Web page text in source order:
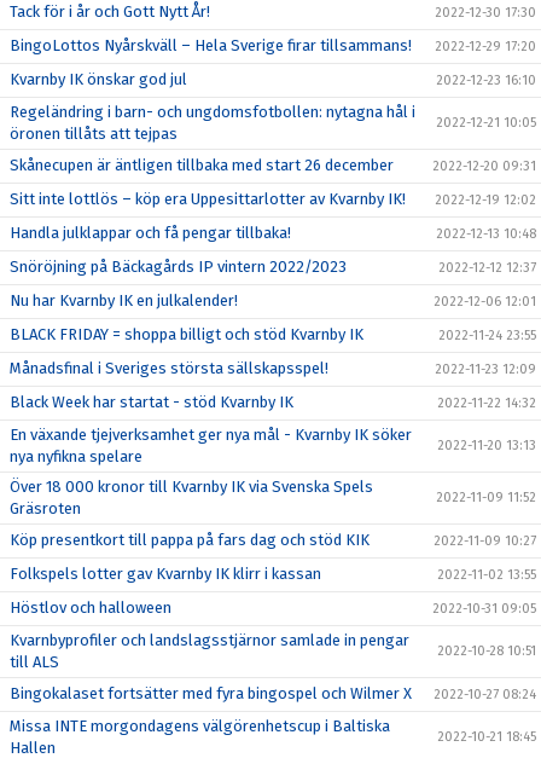
Tack för i år och Gott Nytt År! 2022-12-30 17:30
BingoLottos Nyårskväll – Hela Sverige firar tillsammans! 2022-12-29 17:20
Kvarnby IK önskar god jul 2022-12-23 16:10
Regeländring i barn- och ungdomsfotbollen: nytagna hål i
öronen tillåts att tejpas
2022-12-21 10:05
Skånecupen är äntligen tillbaka med start 26 december 2022-12-20 09:31
Sitt inte lottlös – köp era Uppesittarlotter av Kvarnby IK! 2022-12-19 12:02
Handla julklappar och få pengar tillbaka! 2022-12-13 10:48
Snöröjning på Bäckagårds IP vintern 2022/2023 2022-12-12 12:37
Nu har Kvarnby IK en julkalender! 2022-12-06 12:01
BLACK FRIDAY = shoppa billigt och stöd Kvarnby IK 2022-11-24 23:55
Månadsfinal i Sveriges största sällskapsspel! 2022-11-23 12:09
Black Week har startat - stöd Kvarnby IK 2022-11-22 14:32
En växande tjejverksamhet ger nya mål - Kvarnby IK söker
nya nyfikna spelare
2022-11-20 13:13
Över 18 000 kronor till Kvarnby IK via Svenska Spels
Gräsroten
2022-11-09 11:52
Köp presentkort till pappa på fars dag och stöd KIK 2022-11-09 10:27
Folkspels lotter gav Kvarnby IK klirr i kassan 2022-11-02 13:55
Höstlov och halloween 2022-10-31 09:05
Kvarnbyprofiler och landslagsstjärnor samlade in pengar
till ALS
2022-10-28 10:51
Bingokalaset fortsätter med fyra bingospel och Wilmer X 2022-10-27 08:24
Missa INTE morgondagens välgörenhetscup i Baltiska
Hallen
2022-10-21 18:45